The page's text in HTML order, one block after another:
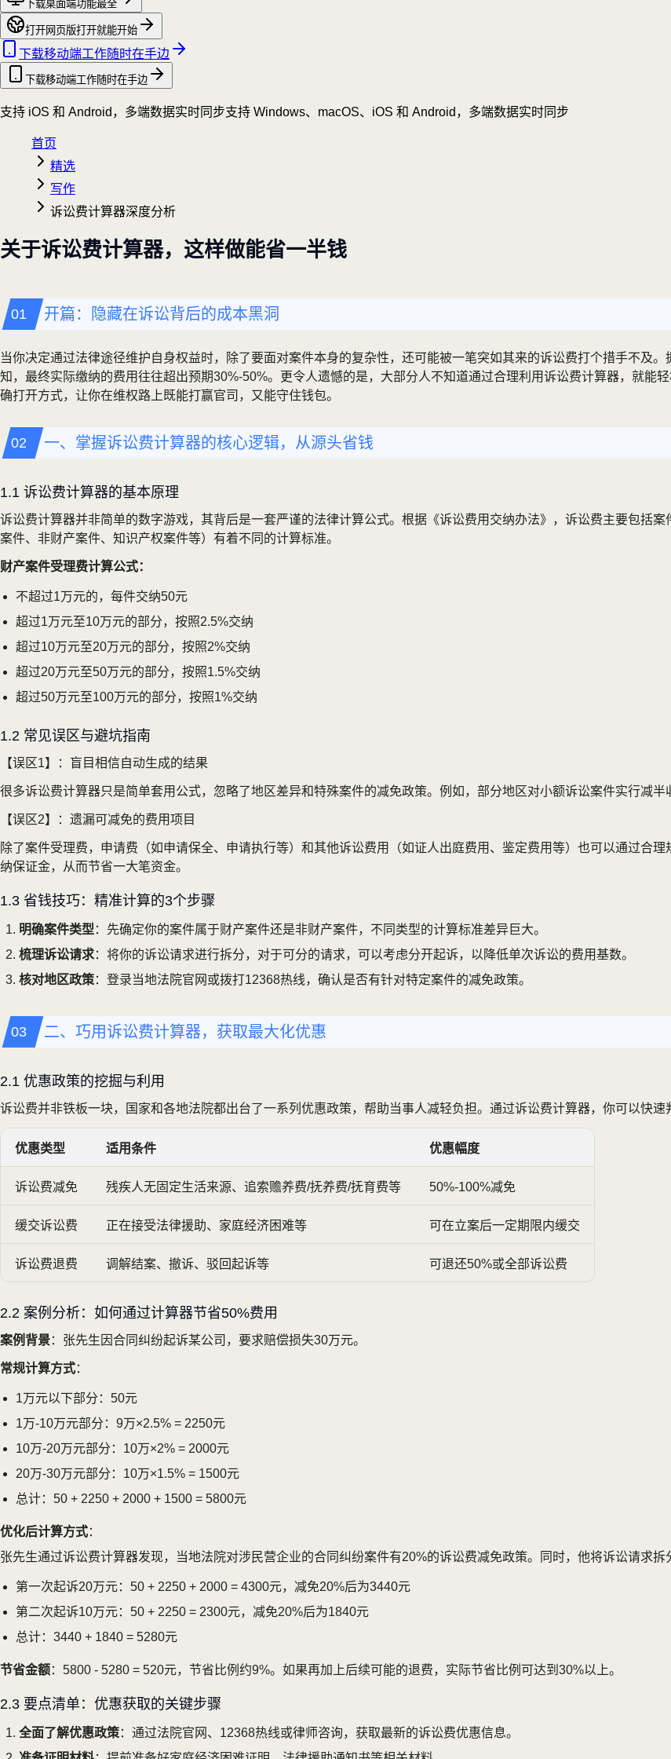
下载桌面端功能最全
打开网页版打开就能开始
下载移动端工作随时在手边
下载移动端工作随时在手边
支持 iOS 和 Android，多端数据实时同步支持 Windows、macOS、iOS 和 Android，多端数据实时同步
首页
精选
写作
诉讼费计算器深度分析
关于诉讼费计算器，这样做能省一半钱
开篇：隐藏在诉讼背后的成本黑洞
当你决定通过法律途径维护自身权益时，除了要面对案件本身的复杂性，还可能被一笔突如其来的诉讼费打个措手不及
知，最终实际缴纳的费用往往超出预期30%-50%。更令人遗憾的是，大部分人不知道通过合理利用诉讼费计算器，就能
确打开方式，让你在维权路上既能打赢官司，又能守住钱包。
一、掌握诉讼费计算器的核心逻辑，从源头省钱
1.1 诉讼费计算器的基本原理
诉讼费计算器并非简单的数字游戏，其背后是一套严谨的法律计算公式。根据《诉讼费用交纳办法》，诉讼费主要包括
案件、非财产案件、知识产权案件等）有着不同的计算标准。
财产案件受理费计算公式：
不超过1万元的，每件交纳50元
超过1万元至10万元的部分，按照2.5%交纳
超过10万元至20万元的部分，按照2%交纳
超过20万元至50万元的部分，按照1.5%交纳
超过50万元至100万元的部分，按照1%交纳
1.2 常见误区与避坑指南
【误区1】：盲目相信自动生成的结果
很多诉讼费计算器只是简单套用公式，忽略了地区差异和特殊案件的减免政策。例如，部分地区对小额诉讼案件实行减半
【误区2】：遗漏可减免的费用项目
除了案件受理费，申请费（如申请保全、申请执行等）和其他诉讼费用（如证人出庭费用、鉴定费用等）也可以通过合
纳保证金，从而节省一大笔资金。
1.3 省钱技巧：精准计算的3个步骤
明确案件类型 ：先确定你的案件属于财产案件还是非财产案件，不同类型的计算标准差异巨大。
梳理诉讼请求：将你的诉讼请求进行拆分，对于可分的请求，可以考虑分开起诉，以降低单次诉讼的费用基数。
核对地区政策：登录当地法院官网或拨打12368热线，确认是否有针对特定案件的减免政策。
二、巧用诉讼费计算器，获取最大化优惠
2.1 优惠政策的挖掘与利用
诉讼费并非铁板一块，国家和各地法院都出台了一系列优惠政策，帮助当事人减轻负担。通过诉讼费计算器，你可以快速
优惠类型 适用条件 优惠幅度
诉讼费减免 残疾人无固定生活来源、追索赡养费/抚养费/抚育费等 50%-100%减免
缓交诉讼费 正在接受法律援助、家庭经济困难等 可在立案后一定期限内缓交
诉讼费退费 调解结案、撤诉、驳回起诉等 可退还50%或全部诉讼费
2.2 案例分析：如何通过计算器节省50%费用
案例背景：张先生因合同纠纷起诉某公司，要求赔偿损失30万元。
常规计算方式：
1万元以下部分：50元
1万-10万元部分：9万×2.5% = 2250元
10万-20万元部分：10万×2% = 2000元
20万-30万元部分：10万×1.5% = 1500元
总计：50 + 2250 + 2000 + 1500 = 5800元
优化后计算方式：
张先生通过诉讼费计算器发现，当地法院对涉民营企业的合同纠纷案件有20%的诉讼费减免政策。同时，他将诉讼请求拆
第一次起诉20万元：50 + 2250 + 2000 = 4300元，减免20%后为3440元
第二次起诉10万元：50 + 2250 = 2300元，减免20%后为1840元
总计：3440 + 1840 = 5280元
节省金额：5800 - 5280 = 520元，节省比例约9%。如果再加上后续可能的退费，实际节省比例可达到30%以上。
2.3 要点清单：优惠获取的关键步骤
全面了解优惠政策：通过法院官网、12368热线或律师咨询，获取最新的诉讼费优惠信息。